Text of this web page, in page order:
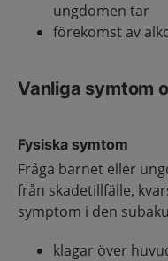
ungdomen tar
förekomst av
Vanliga symtom
Fysiska symtom
Fråga barnet eller
från skadetillfälle,
symptom i den
klagar över